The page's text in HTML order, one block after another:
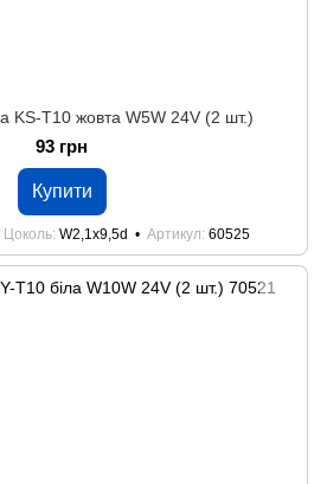
KS-Т10 жовта W5W 24V (2 шт.)
93 грн
Купити
Цоколь W2,1x9,5d Артикул 60525